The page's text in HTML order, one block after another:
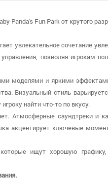
Fun Park от крутого
увлекательное сочетание
позволяя игрокам
моделями и яркими
Визуальный стиль
найти что-то по вкусу.
Атмосферные саундтреки и
акцентирует ключевые
ищут хорошую